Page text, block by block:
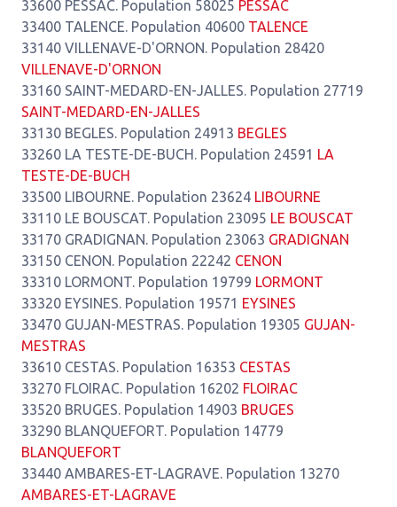
33600 PESSAC. Population 58025 PESSAC
33400 TALENCE. Population 40600 TALENCE
33140 VILLENAVE-D'ORNON. Population 28420
VILLENAVE-D'ORNON
33160 SAINT-MEDARD-EN-JALLES. Population 27719
SAINT-MEDARD-EN-JALLES
33130 BEGLES. Population 24913 BEGLES
33260 LA TESTE-DE-BUCH. Population 24591 LA
TESTE-DE-BUCH
33500 LIBOURNE. Population 23624 LIBOURNE
33110 LE BOUSCAT. Population 23095 LE BOUSCAT
33170 GRADIGNAN. Population 23063 GRADIGNAN
33150 CENON. Population 22242 CENON
33310 LORMONT. Population 19799 LORMONT
33320 EYSINES. Population 19571 EYSINES
33470 GUJAN-MESTRAS. Population 19305 GUJAN-
MESTRAS
33610 CESTAS. Population 16353 CESTAS
33270 FLOIRAC. Population 16202 FLOIRAC
33520 BRUGES. Population 14903 BRUGES
33290 BLANQUEFORT. Population 14779
BLANQUEFORT
33440 AMBARES-ET-LAGRAVE. Population 13270
AMBARES-ET-LAGRAVE